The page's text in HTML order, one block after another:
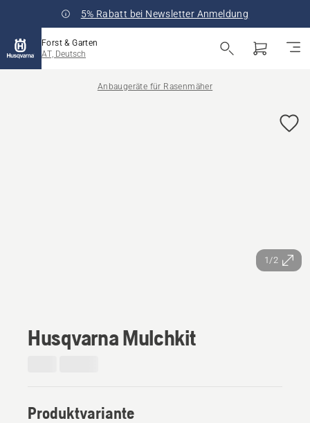
5% Rabatt bei Newsletter Anmeldung
Forst & Garten
AT, Deutsch
Anbaugeräte für Rasenmäher
1/2
Husqvarna Mulchkit
Produktvariante